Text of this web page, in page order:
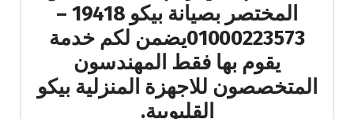
المختصر بصيانة بيكو 19418 –
01000223573يضمن لكم خدمة
يقوم بها فقط المهندسون
المتخصصون للاجهزة المنزلية بيكو
القليوبية.